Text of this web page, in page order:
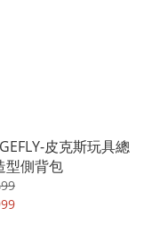
皮克斯玩具總
型側背包